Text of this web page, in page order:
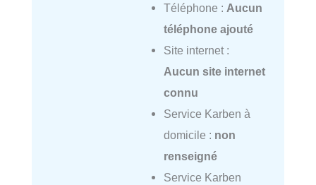
Téléphone : Aucun
téléphone ajouté
Site internet :
Aucun site internet
connu
Service Karben à
domicile : non
renseigné
Service Karben